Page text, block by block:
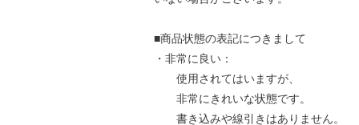
■商品状態の表記につきまして
・非常に良い：
使用されてはいますが、
非常にきれいな状態です。
書き込みや線引きはありません。